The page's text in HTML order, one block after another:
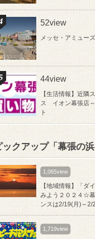
52view
メッセ・アミュー
44view
【生活情報】近隣
ス イオン幕張店
ト
ックアップ「幕張の浜
1,065view
【地域情報】「ダ
みよう２０２４☆
ンスは2/19(月)～2/
1,719view